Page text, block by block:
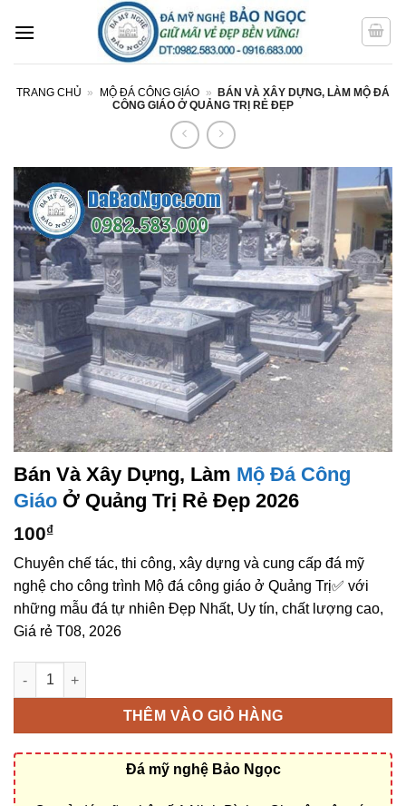
qua
TRANG CHỦ » MỘ ĐÁ CÔNG GIÁO »
BÁN VÀ XÂY DỰNG, LÀM MỘ ĐÁ
CÔNG GIÁO Ở QUẢNG TRỊ RẺ ĐẸP
Bán Và Xây Dựng, Làm Mộ Đá Công
Giáo Ở Quảng Trị Rẻ Đẹp 2026
100₫
Chuyên chế tác, thi công, xây dựng và cung cấp đá mỹ
nghệ cho công trình Mộ đá công giáo ở Quảng Trị✅ với
những mẫu đá tự nhiên Đẹp Nhất, Uy tín, chất lượng cao,
Giá rẻ T08, 2026
Bán và xây dựng, làm Mộ đá công giáo ở Quảng Trị rẻ đẹp số
THÊM VÀO GIỎ HÀNG
Đá mỹ nghệ Bảo Ngọc